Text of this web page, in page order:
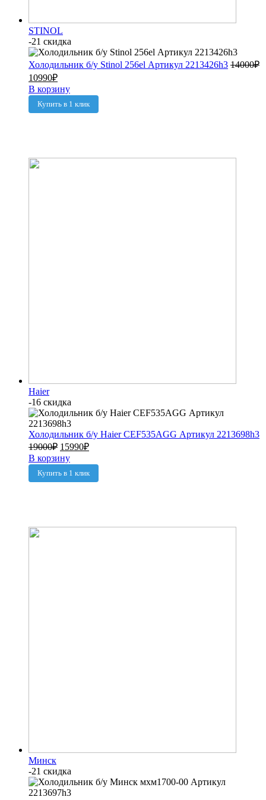
STINOL
-21 скидка
Холодильник б/у Stinol 256el Артикул 2213426h3 14000₽
10990₽
В корзину
Купить в 1 клик
Haier
-16 скидка
Холодильник б/у Haier CEF535AGG Артикул 2213698h3
19000₽ 15990₽
В корзину
Купить в 1 клик
Минск
-21 скидка